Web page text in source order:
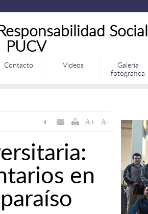
Social
PUCV
Contacto Videos
Galería
fotográfica
en